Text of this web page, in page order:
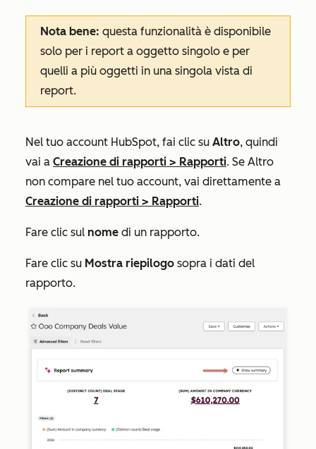
Nota bene: questa funzionalità è disponibile
solo per i report a oggetto singolo e per
quelli a più oggetti in una singola vista di
report.
Nel tuo account HubSpot, fai clic su Altro, quindi
vai a Creazione di rapporti > Rapporti. Se Altro
non compare nel tuo account, vai direttamente a
Creazione di rapporti > Rapporti.
Fare clic sul nome di un rapporto.
Fare clic su Mostra riepilogo sopra i dati del
rapporto.